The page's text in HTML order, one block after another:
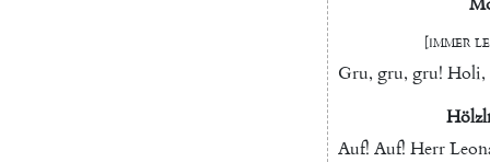
[immer
Gru, gru, gru! Holi,
Auf! Auf! Herr